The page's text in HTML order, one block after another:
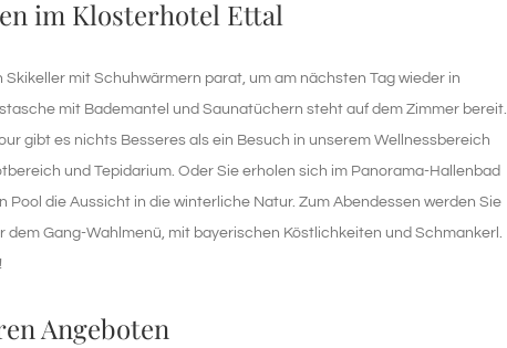
im Klosterhotel Ettal
mit Schuhwärmern parat, um am nächsten Tag wieder in
mit Bademantel und Saunatüchern steht auf dem Zimmer bereit.
gibt es nichts Besseres als ein Besuch in unserem Wellnessbereich
und Tepidarium. Oder Sie erholen sich im Panorama-Hallenbad
die Aussicht in die winterliche Natur. Zum Abendessen werden Sie
Gang-Wahlmenü, mit bayerischen Köstlichkeiten und Schmankerl.
Angeboten